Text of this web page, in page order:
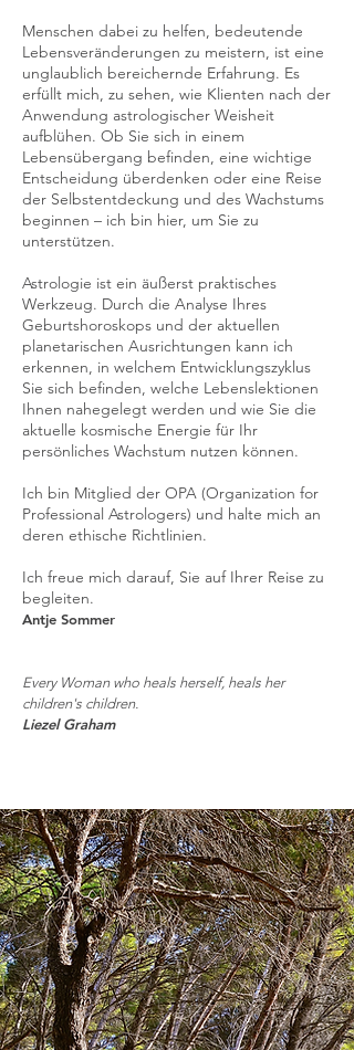
Menschen dabei zu helfen, bedeutende
Lebensveränderungen zu meistern, ist eine
unglaublich bereichernde Erfahrung. Es
erfüllt mich, zu sehen, wie Klienten nach der
Anwendung astrologischer Weisheit
aufblühen. Ob Sie sich in einem
Lebensübergang befinden, eine wichtige
Entscheidung überdenken oder eine Reise
der Selbstentdeckung und des Wachstums
beginnen – ich bin hier, um Sie zu
unterstützen.
Astrologie ist ein äußerst praktisches
Werkzeug. Durch die Analyse Ihres
Geburtshoroskops und der aktuellen
planetarischen Ausrichtungen kann ich
erkennen, in welchem Entwicklungszyklus
Sie sich befinden, welche Lebenslektionen
Ihnen nahegelegt werden und wie Sie die
aktuelle kosmische Energie für Ihr
persönliches Wachstum nutzen können.
Ich bin Mitglied der OPA (Organization for
Professional Astrologers) und halte mich an
deren ethische Richtlinien.
Ich freue mich darauf, Sie auf Ihrer Reise zu
begleiten.
Antje Sommer
Every Woman who heals herself, heals her
children's children.
Liezel Graham